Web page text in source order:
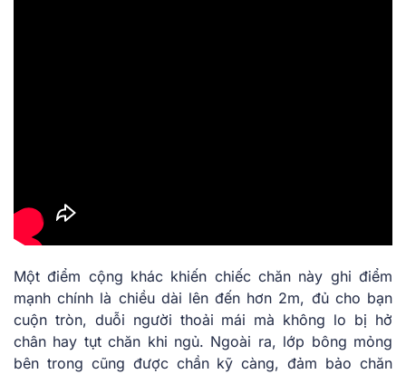
Một điểm cộng khác khiến chiếc chăn này ghi điểm
mạnh chính là chiều dài lên đến hơn 2m, đủ cho bạn
cuộn tròn, duỗi người thoải mái mà không lo bị hở
chân hay tụt chăn khi ngủ. Ngoài ra, lớp bông mỏng
bên trong cũng được chần kỹ càng, đảm bảo chăn